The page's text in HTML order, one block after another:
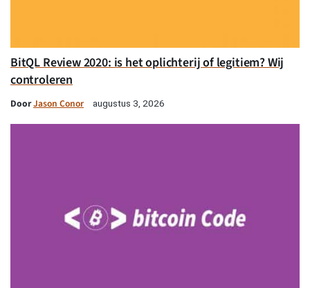
BitQL Review 2020: is het oplichterij of legitiem? Wij
controleren
DoorJason Conor augustus 3, 2026